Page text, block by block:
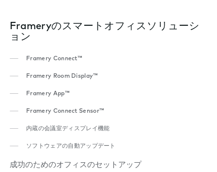
Frameryのスマートオフィスソリューシ
ョン
Framery Connect™
Framery Room Display™
Framery App™
Framery Connect Sensor™
内蔵の会議室ディスプレイ機能
ソフトウェアの自動アップデート
成功のためのオフィスのセットアップ